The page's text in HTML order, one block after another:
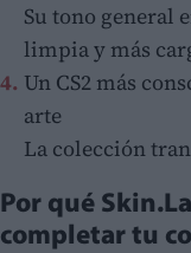
Su tono general
limpia y más
Un CS2 más
arte
La colección
Por qué
completar tu